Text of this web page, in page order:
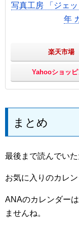
写真工房 「ジェ
年
楽天市場
Yahooショッ
まとめ
最後まで読んでい
お気に入りのカレ
ANAのカレンダー
ませんね。